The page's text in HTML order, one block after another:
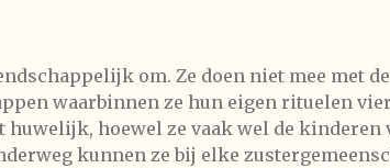
om. Ze doen niet mee met
waarbinnen ze hun eigen rituelen
huwelijk, hoewel ze vaak wel de kinderen
kunnen ze bij elke